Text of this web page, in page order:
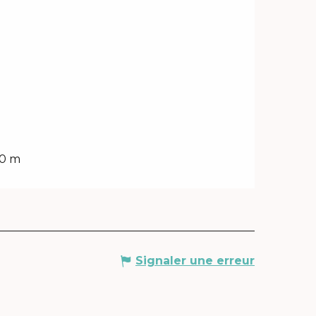
m
Signaler une erreur